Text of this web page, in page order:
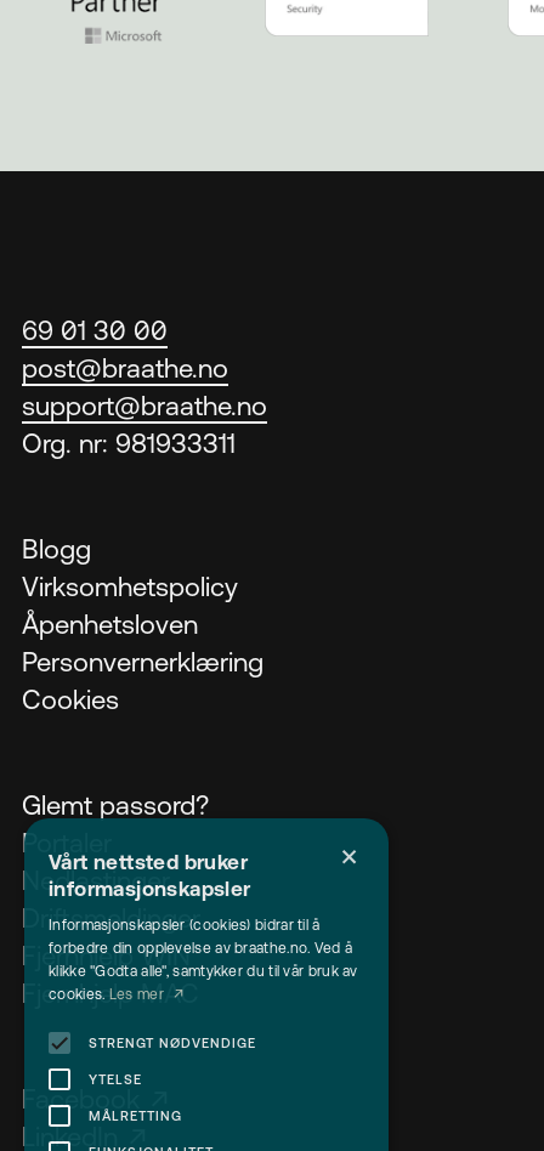
69 01 30 00
post@braathe.no
support@braathe.no
Org. nr: 981933311
Blogg
Virksomhetspolicy
Åpenhetsloven
Personvernerklæring
Cookies
Glemt passord?
Portaler
Nedlastinger
Driftsmeldinger
Fjernhjelp WIN
Fjernhjelp MAC
Facebook
LinkedIn
×
Vårt nettsted bruker
informasjonskapsler
Informasjonskapsler (cookies) bidrar til å
forbedre din opplevelse av braathe.no. Ved å
klikke "Godta alle", samtykker du til vår bruk av
cookies. Les mer
STRENGT NØDVENDIGE
YTELSE
MÅLRETTING